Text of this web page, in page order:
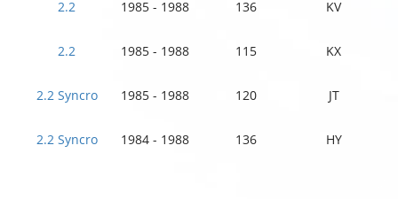
2.2 1985 - 1988 136 KV
2.2 1985 - 1988 115 KX
2.2 Syncro 1985 - 1988 120 JT
2.2 Syncro 1984 - 1988 136 HY